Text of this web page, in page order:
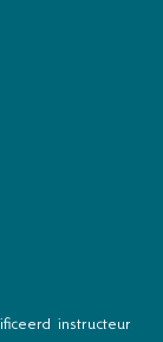
instructeur